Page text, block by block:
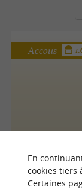
Accous
Accous
En
cookies tiers
Certaines